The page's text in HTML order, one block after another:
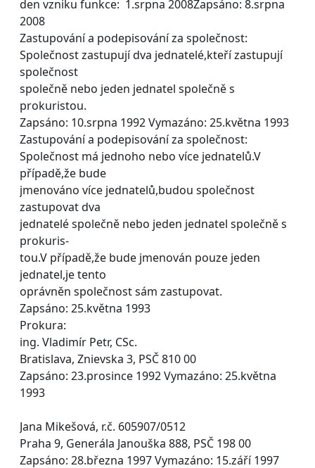
den vzniku funkce: 1.srpna 2008Zapsáno: 8.srpna
2008
Zastupování a podepisování za společnost:
Společnost zastupují dva jednatelé,kteří zastupují
společnost
společně nebo jeden jednatel společně s
prokuristou.
Zapsáno: 10.srpna 1992 Vymazáno: 25.května 1993
Zastupování a podepisování za společnost:
Společnost má jednoho nebo více jednatelů.V
případě,že bude
jmenováno více jednatelů,budou společnost
zastupovat dva
jednatelé společně nebo jeden jednatel společně s
prokuris-
tou.V případě,že bude jmenován pouze jeden
jednatel,je tento
oprávněn společnost sám zastupovat.
Zapsáno: 25.května 1993
Prokura:
ing. Vladimír Petr, CSc.
Bratislava, Znievska 3, PSČ 810 00
Zapsáno: 23.prosince 1992 Vymazáno: 25.května
1993
Jana Mikešová, r.č. 605907/0512
Praha 9, Generála Janouška 888, PSČ 198 00
Zapsáno: 28.března 1997 Vymazáno: 15.září 1997